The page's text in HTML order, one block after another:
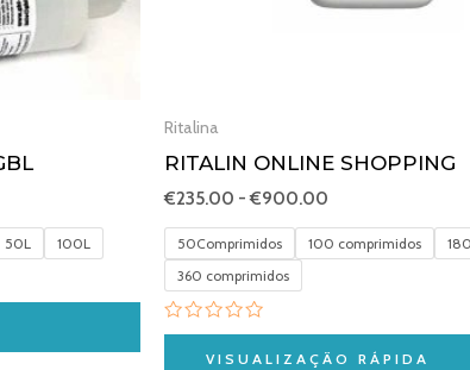
50L 100L
Ritalina
RITALIN ONLINE SHOPPING
€235.00 - €900.00
50Comprimidos 100 comprimidos
360 comprimidos
Avaliação
VISUALIZAÇÃO RÁPIDA